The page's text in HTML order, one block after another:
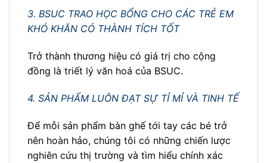
3. BSUC TRAO HỌC BỔNG CHO CÁC TRẺ EM
KHÓ KHĂN CÓ THÀNH TÍCH TỐT
Trở thành thương hiệu có giá trị cho cộng
đồng là triết lý văn hoá của BSUC.
4. SẢN PHẨM LUÔN ĐẠT SỰ TỈ MỈ VÀ TINH TẾ
Để mỗi sản phẩm bàn ghế tới tay các bé trở
nên hoàn hảo, chúng tôi có những chiến lược
nghiên cứu thị trường và tìm hiểu chính xác